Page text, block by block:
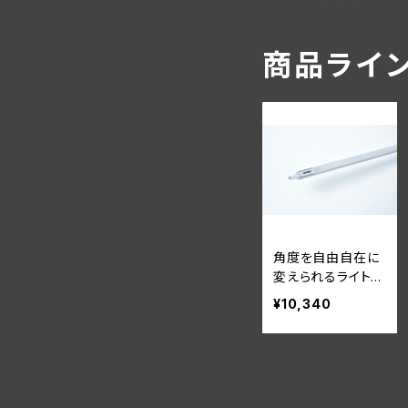
商品ライ
角度を自由自在に
変えられるライト
ララライト 900m
m 本体のみ
¥10,340